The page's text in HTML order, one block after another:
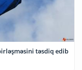
təsdiq edib